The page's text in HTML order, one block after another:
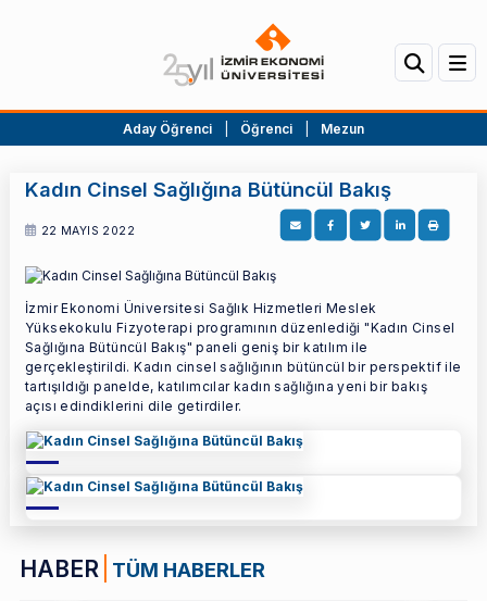
Aday Öğrenci Öğrenci Mezun
Kadın Cinsel Sağlığına Bütüncül Bakış
22 MAYIS 2022
İzmir Ekonomi Üniversitesi Sağlık Hizmetleri Meslek
Yüksekokulu Fizyoterapi programının düzenlediği "Kadın Cinsel
Sağlığına Bütüncül Bakış" paneli geniş bir katılım ile
gerçekleştirildi. Kadın cinsel sağlığının bütüncül bir perspektif ile
tartışıldığı panelde, katılımcılar kadın sağlığına yeni bir bakış
açısı edindiklerini dile getirdiler.
HABER TÜM HABERLER